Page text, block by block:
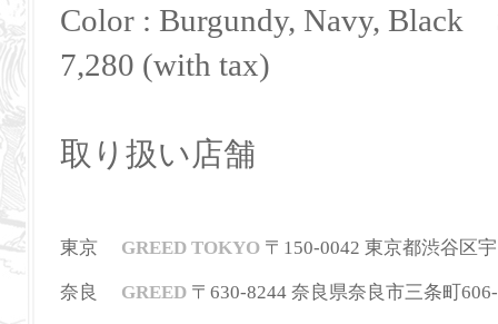
Color : Burgundy, Navy, Black
7,280 (with tax)
取り扱い店舗
東京 GREED TOKYO 〒150-0042 東京都渋谷区
奈良 GREED 〒630-8244 奈良県奈良市三条町